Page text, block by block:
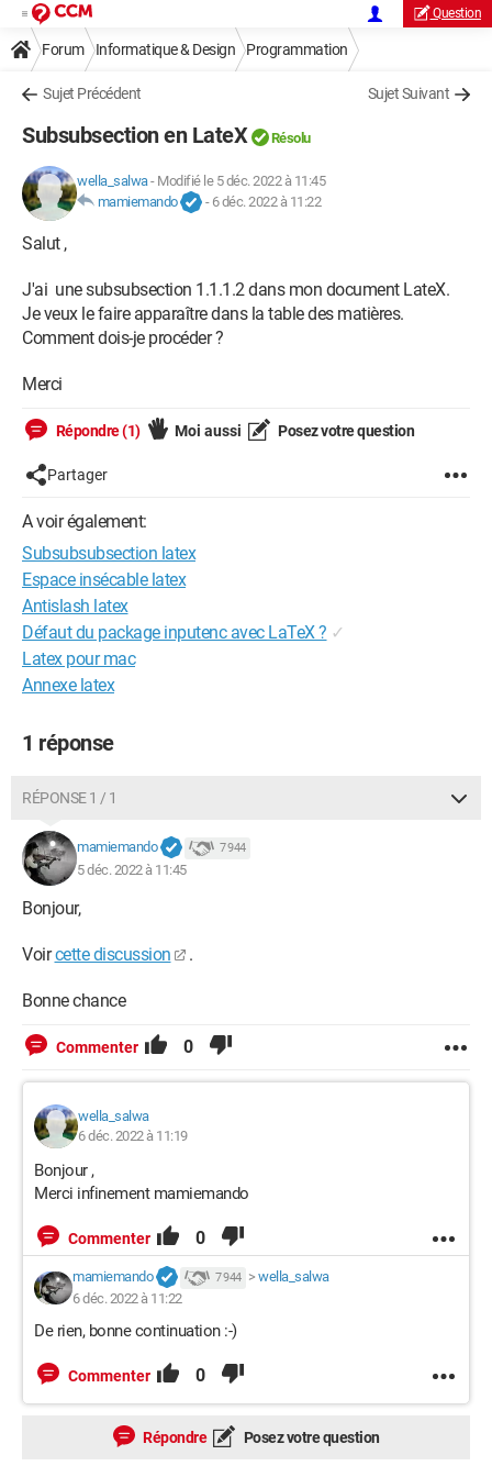
Question
Forum Informatique & Design Programmation
Sujet Précédent Sujet Suivant
Subsubsection en LateX Résolu
wella_salwa- Modifié le 5 déc. 2022 à 11:45
mamiemando
- 6 déc. 2022 à 11:22
Salut ,
J'ai une subsubsection 1.1.1.2 dans mon document LateX.
Je veux le faire apparaître dans la table des matières.
Comment dois-je procéder ?
Merci
Répondre (1) Moi aussi Posez votre question
Partager
A voir également:
Subsubsubsection latex
Espace insécable latex
Antislash latex
Défaut du package inputenc avec LaTeX ? ✓
Latex pour mac
Annexe latex
1 réponse
RÉPONSE 1 / 1
mamiemando 7 944
5 déc. 2022 à 11:45
Bonjour,
Voircette discussion .
Bonne chance
Commenter 0
wella_salwa
6 déc. 2022 à 11:19
Bonjour ,
Merci infinement mamiemando
Commenter 0
mamiemando 7 944 > wella_salwa
6 déc. 2022 à 11:22
De rien, bonne continuation :-)
Commenter 0
Répondre Posez votre question